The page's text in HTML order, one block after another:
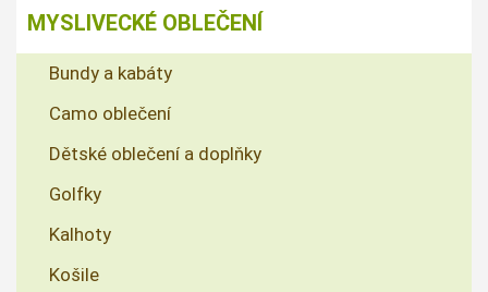
MYSLIVECKÉ OBLEČENÍ
Bundy a kabáty
Camo oblečení
Dětské oblečení a doplňky
Golfky
Kalhoty
Košile